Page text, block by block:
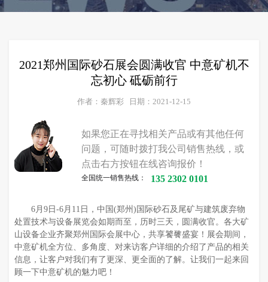
2021郑州国际砂石展会圆满收官 中意矿机不
忘初心 砥砺前行
作者：秦辉彩 日期：2021-12-15
如果您正在寻找相关产品或有其他任何
问题，可随时拨打我公司销售热线，或
点击右方按钮在线咨询报价！
全国统一销售热线： 135 2302 0101
6月9日-6月11日，中国(郑州)国际砂石及尾矿与建筑废弃物
处置技术与设备展览会如期而至，历时三天，圆满收官。各大矿
山设备企业齐聚郑州国际会展中心，共享饕餮盛宴！展会期间，
中意矿机全方位、多角度、对来访客户详细的介绍了产品的相关
信息，让客户对我们有了更深、更全面的了解。让我们一起来回
顾一下中意矿机的魅力吧！